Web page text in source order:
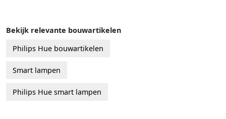
Bekijk relevante bouwartikelen
Philips Hue bouwartikelen
Smart lampen
Philips Hue smart lampen